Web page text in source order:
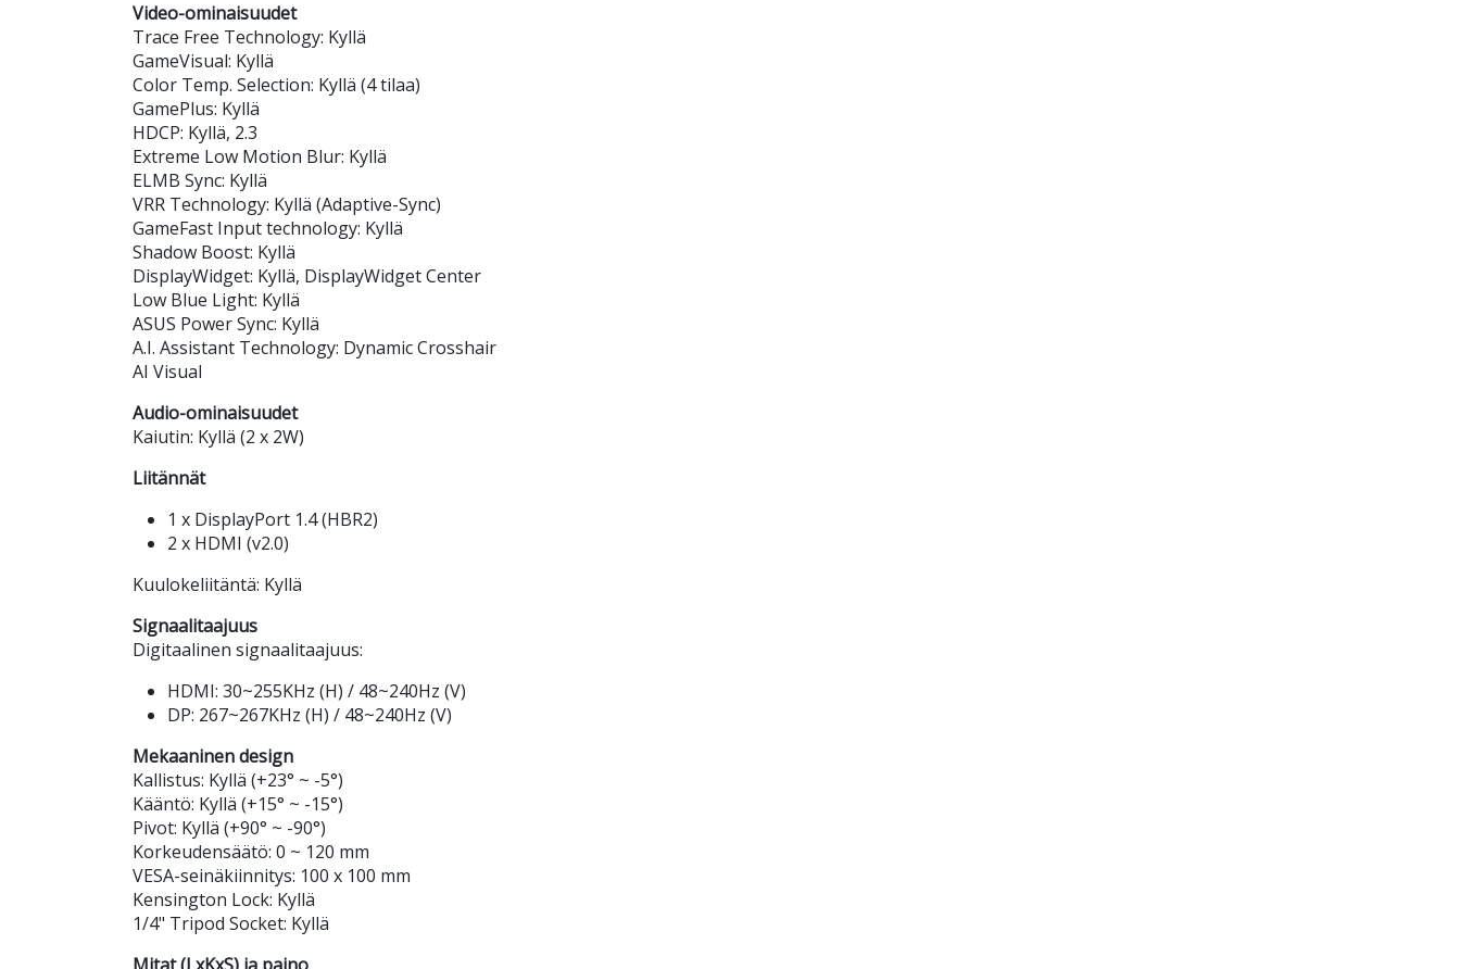
Video-ominaisuudet
Trace Free Technology: Kyllä
GameVisual: Kyllä
Color Temp. Selection: Kyllä (4 tilaa)
GamePlus: Kyllä
HDCP: Kyllä, 2.3
Extreme Low Motion Blur: Kyllä
ELMB Sync: Kyllä
VRR Technology: Kyllä (Adaptive-Sync)
GameFast Input technology: Kyllä
Shadow Boost: Kyllä
DisplayWidget: Kyllä, DisplayWidget Center
Low Blue Light: Kyllä
ASUS Power Sync: Kyllä
A.I. Assistant Technology: Dynamic Crosshair
AI Visual
Audio-ominaisuudet
Kaiutin: Kyllä (2 x 2W)
Liitännät
1 x DisplayPort 1.4 (HBR2)
2 x HDMI (v2.0)
Kuulokeliitäntä: Kyllä
Signaalitaajuus
Digitaalinen signaalitaajuus:
HDMI: 30~255KHz (H) / 48~240Hz (V)
DP: 267~267KHz (H) / 48~240Hz (V)
Mekaaninen design
Kallistus: Kyllä (+23° ~ -5°)
Kääntö: Kyllä (+15° ~ -15°)
Pivot: Kyllä (+90° ~ -90°)
Korkeudensäätö: 0 ~ 120 mm
VESA-seinäkiinnitys: 100 x 100 mm
Kensington Lock: Kyllä
1/4" Tripod Socket: Kyllä